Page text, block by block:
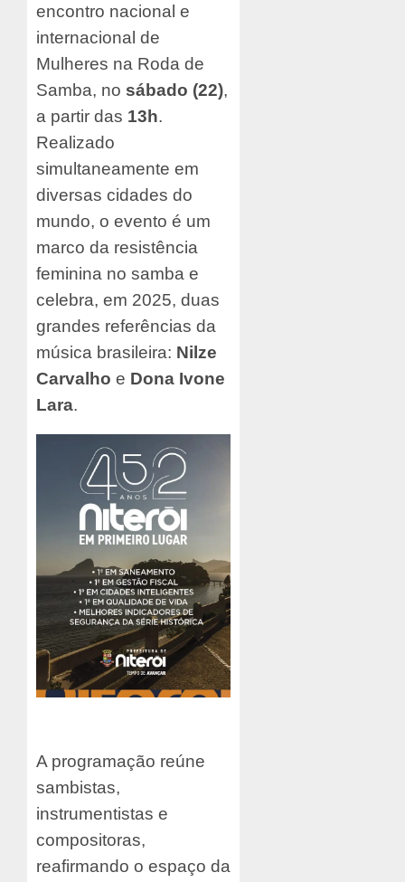
encontro nacional e
internacional de
Mulheres na Roda de
Samba, no sábado (22),
a partir das 13h.
Realizado
simultaneamente em
diversas cidades do
mundo, o evento é um
marco da resistência
feminina no samba e
celebra, em 2025, duas
grandes referências da
música brasileira: Nilze
Carvalho e Dona Ivone
Lara.
A programação reúne
sambistas,
instrumentistas e
compositoras,
reafirmando o espaço da